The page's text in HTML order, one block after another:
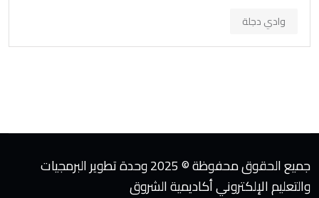
وادي دجلة
جميع الحقوق محفوظة © 2025 وحدة تطوير البرمجيات
والتعليم الإلكتروني أكاديمية الشروق